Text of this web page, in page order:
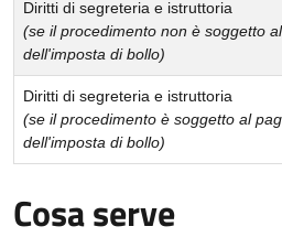
Diritti di segreteria e istruttoria
(se il procedimento non è soggetto
dell'imposta di bollo)
Diritti di segreteria e istruttoria
(se il procedimento è soggetto al
dell'imposta di bollo)
Cosa serve